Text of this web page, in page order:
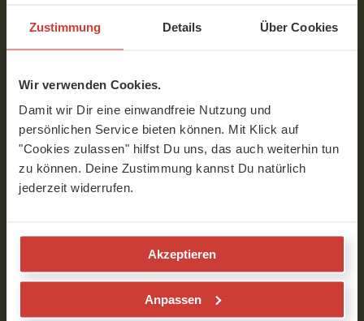
Zustimmung Details Über Cookies
Wir verwenden Cookies.
Damit wir Dir eine einwandfreie Nutzung und
persönlichen Service bieten können. Mit Klick auf
"Cookies zulassen" hilfst Du uns, das auch weiterhin tun
zu können. Deine Zustimmung kannst Du natürlich
jederzeit widerrufen.
Akzeptieren
Anpassen
auszugleichen und in seine Grundschwingung
zurückzukehren.
Neugierig geworden? Mehr erfährst du im Interview-Video,
auf Alins Website und natürlich in ihren Videos hier bei
YogaMeHome.
Interview mit Alin Schick